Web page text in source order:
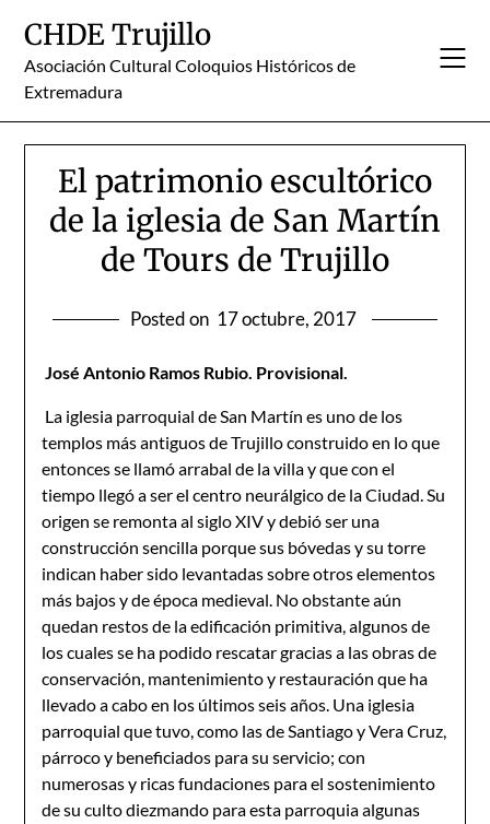
content
CHDE Trujillo
Asociación Cultural Coloquios Históricos de
Extremadura
El patrimonio escultórico
de la iglesia de San Martín
de Tours de Trujillo
Posted on 17 octubre, 2017
José Antonio Ramos Rubio. Provisional.
La iglesia parroquial de San Martín es uno de los
templos más antiguos de Trujillo construido en lo que
entonces se llamó arrabal de la villa y que con el
tiempo llegó a ser el centro neurálgico de la Ciudad. Su
origen se remonta al siglo XIV y debió ser una
construcción sencilla porque sus bóvedas y su torre
indican haber sido levantadas sobre otros elementos
más bajos y de época medieval. No obstante aún
quedan restos de la edificación primitiva, algunos de
los cuales se ha podido rescatar gracias a las obras de
conservación, mantenimiento y restauración que ha
llevado a cabo en los últimos seis años. Una iglesia
parroquial que tuvo, como las de Santiago y Vera Cruz,
párroco y beneficiados para su servicio; con
numerosas y ricas fundaciones para el sostenimiento
de su culto diezmando para esta parroquia algunas